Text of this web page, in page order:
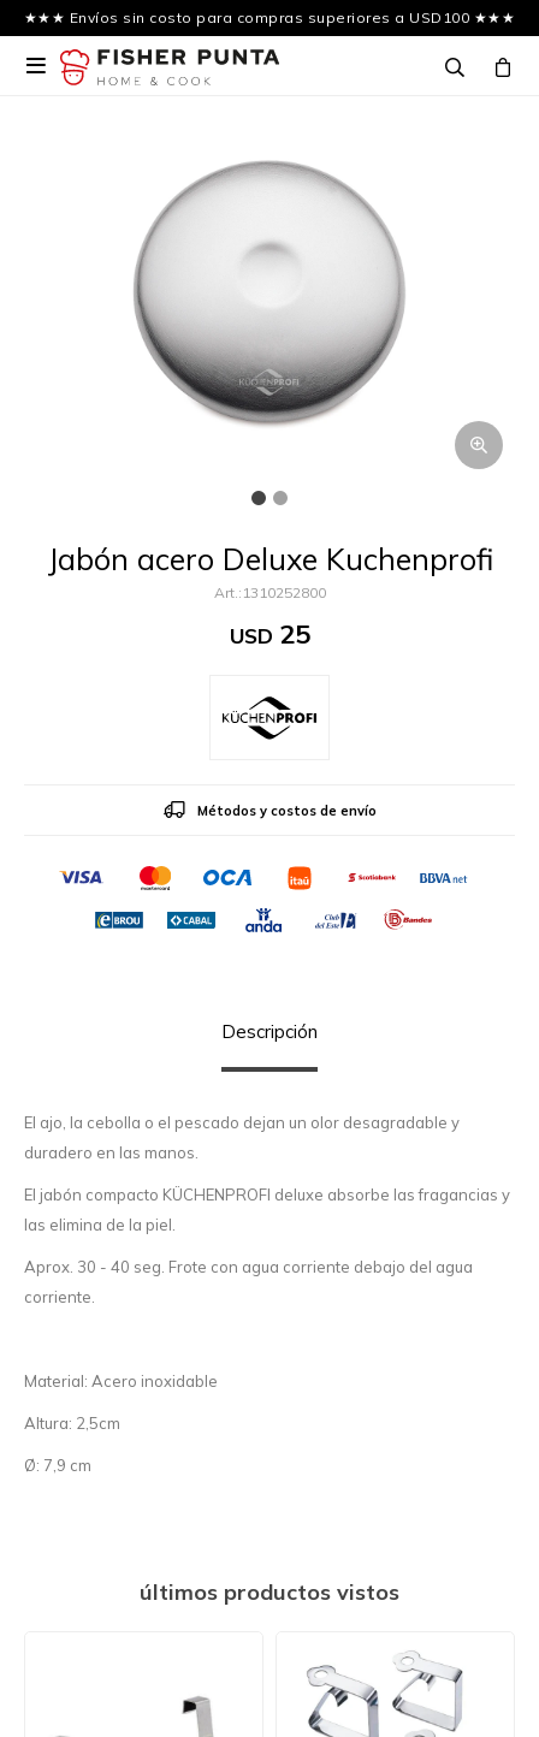
★★★ Envíos sin costo para compras superiores a USD100 ★★★

Jabón acero Deluxe Kuchenprofi
1310252800
USD 25
Métodos y costos de envío
Descripción
El ajo, la cebolla o el pescado dejan un olor desagradable y
duradero en las manos.
El jabón compacto KÜCHENPROFI deluxe absorbe las fragancias y
las elimina de la piel.
Aprox. 30 - 40 seg. Frote con agua corriente debajo del agua
corriente.
Material: Acero inoxidable
Altura: 2,5cm
Ø: 7,9 cm
últimos productos vistos